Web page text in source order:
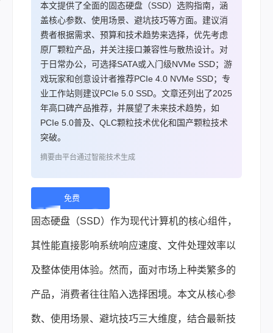
本文提供了全面的固态硬盘（SSD）选购指南，涵
盖核心参数、使用场景、避坑技巧等方面。建议消
费者根据需求、预算和技术趋势来选择，优先考虑
原厂颗粒产品，并关注接口兼容性与散热设计。对
于日常办公，可选择SATA或入门级NVMe SSD；游
戏玩家和创意设计者推荐PCIe 4.0 NVMe SSD；专
业工作站则建议PCIe 5.0 SSD。文章还列出了2025
年高口碑产品推荐，并展望了未来技术趋势，如
PCIe 5.0普及、QLC颗粒技术优化和国产颗粒技术
突破。
摘要由平台通过智能技术生成
免费
下
载 |
固态硬盘（SSD）作为现代计算机的核心组件，
其性能直接影响系统响应速度、文件处理效率以
及整体使用体验。然而，面对市场上种类繁多的
产品，消费者往往陷入选择困境。本文从核心参
数、使用场景、避坑技巧三大维度，结合最新技